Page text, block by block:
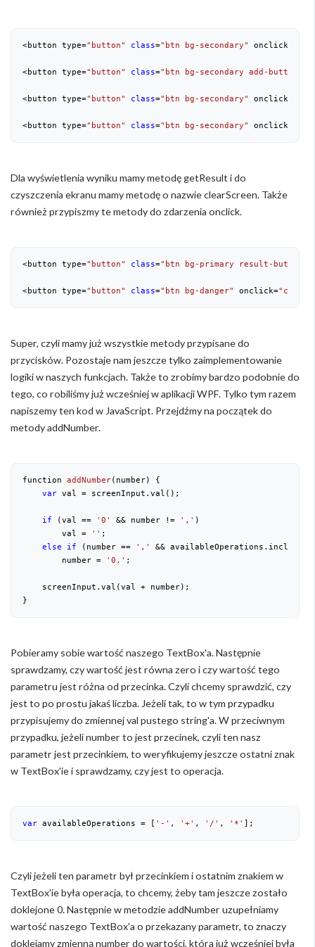
<button type="button" class="btn bg-secondary" onclick=
<button type="button" class="btn bg-secondary add-button"
<button type="button" class="btn bg-secondary" onclick=
<button type="button" class="btn bg-secondary" onclick=
Dla wyświetlenia wyniku mamy metodę getResult i do
czyszczenia ekranu mamy metodę o nazwie clearScreen. Także
również przypiszmy te metody do zdarzenia onclick.
<button type="button" class="btn bg-primary result-button"
<button type="button" class="btn bg-danger" onclick=
Super, czyli mamy już wszystkie metody przypisane do
przycisków. Pozostaje nam jeszcze tylko zaimplementowanie
logiki w naszych funkcjach. Także to zrobimy bardzo podobnie do
tego, co robiliśmy już wcześniej w aplikacji WPF. Tylko tym razem
napiszemy ten kod w JavaScript. Przejdźmy na początek do
metody addNumber.
function addNumber( number) {
var val = screenInput.val();
if (val == '0' && number != ',' )
        val =
'' ;
else
if (number == ','
&&
        number =
'0,' ;
    screenInput.val(val + number);
}
Pobieramy sobie wartość naszego TextBox'a. Następnie
sprawdzamy, czy wartość jest równa zero i czy wartość tego
parametru jest różna od przecinka. Czyli chcemy sprawdzić, czy
jest to po prostu jakaś liczba. Jeżeli tak, to w tym przypadku
przypisujemy do zmiennej val pustego string'a. W przeciwnym
przypadku, jeżeli number to jest przecinek, czyli ten nasz
parametr jest przecinkiem, to weryfikujemy jeszcze ostatni znak
w TextBox'ie i sprawdzamy, czy jest to operacja.
var availableOperations = [ '-' , '+' , '/' , '*' ];
Czyli jeżeli ten parametr był przecinkiem i ostatnim znakiem w
TextBox'ie była operacja, to chcemy, żeby tam jeszcze zostało
doklejone 0. Następnie w metodzie addNumber uzupełniamy
wartość naszego TextBox'a o przekazany parametr, to znaczy
doklejamy zmienną number do wartości, która już wcześniej była